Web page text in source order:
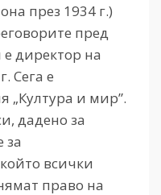
през 1934 г.)
пред
директор на
Сега е
„Култура и мир”.
дадено за
за
всички
право на